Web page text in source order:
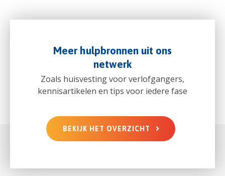
Meer hulpbronnen uit ons
netwerk
Zoals huisvesting voor verlofgangers,
kennisartikelen en tips voor iedere fase
BEKIJK HET OVERZICHT